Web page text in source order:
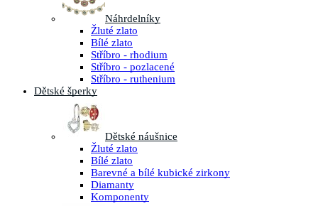
Náhrdelníky
Žluté zlato
Bílé zlato
Stříbro - rhodium
Stříbro - pozlacené
Stříbro - ruthenium
Dětské šperky
Dětské náušnice
Žluté zlato
Bílé zlato
Barevné a bílé kubické zirkony
Diamanty
Komponenty